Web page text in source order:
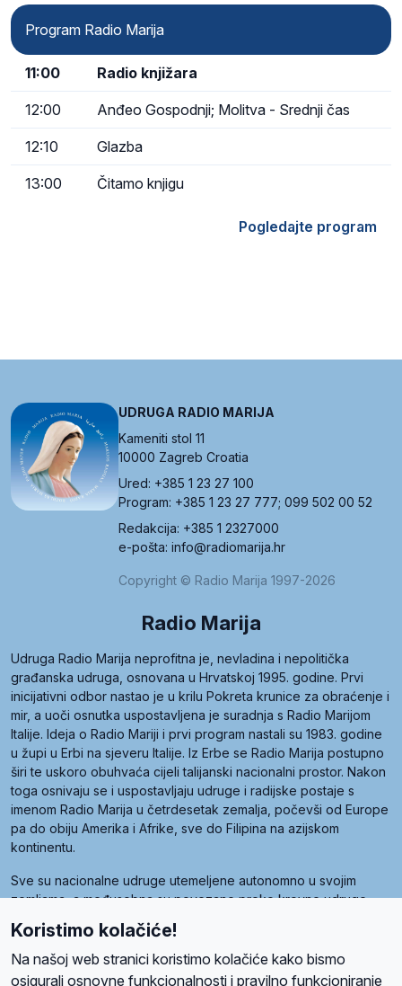
Program Radio Marija
11:00 Radio knjižara
12:00 Anđeo Gospodnji; Molitva - Srednji čas
12:10 Glazba
13:00 Čitamo knjigu
Pogledajte program
UDRUGA RADIO MARIJA
Kameniti stol 11
10000 Zagreb Croatia
Ured: +385 1 23 27 100
Program: +385 1 23 27 777; 099 502 00 52
Redakcija: +385 1 2327000
e-pošta: info@radiomarija.hr
Copyright © Radio Marija 1997-2026
Radio Marija
Udruga Radio Marija neprofitna je, nevladina i nepolitička
građanska udruga, osnovana u Hrvatskoj 1995. godine. Prvi
inicijativni odbor nastao je u krilu Pokreta krunice za obraćenje i
mir, a uoči osnutka uspostavljena je suradnja s Radio Marijom
Italije. Ideja o Radio Mariji i prvi program nastali su 1983. godine
u župi u Erbi na sjeveru Italije. Iz Erbe se Radio Marija postupno
širi te uskoro obuhvaća cijeli talijanski nacionalni prostor. Nakon
toga osnivaju se i uspostavljaju udruge i radijske postaje s
imenom Radio Marija u četrdesetak zemalja, počevši od Europe
pa do obiju Amerika i Afrike, sve do Filipina na azijskom
kontinentu.
Sve su nacionalne udruge utemeljene autonomno u svojim
zemljama, a međusobna su povezane preko krovne udruge
Radio Maria). Svjetsku obitelj utemeljilo je sedam članica, među
kojima je i hrvatska Udruga Radio Marija.
Koristimo kolačiće!
Na našoj web stranici koristimo kolačiće kako bismo
osigurali osnovne funkcionalnosti i pravilno funkcioniranje